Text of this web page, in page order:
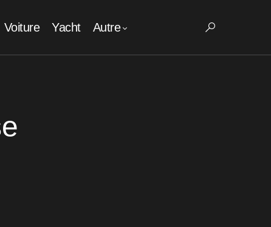
Voiture Yacht Autre